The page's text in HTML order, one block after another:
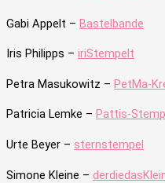
Gabi Appelt – Bastelbande
Iris Philipps – iriStempelt
Petra Masukowitz – PetMa-
Patricia Lemke – Pattis-
Urte Beyer – sternstempel
Simone Kleine –